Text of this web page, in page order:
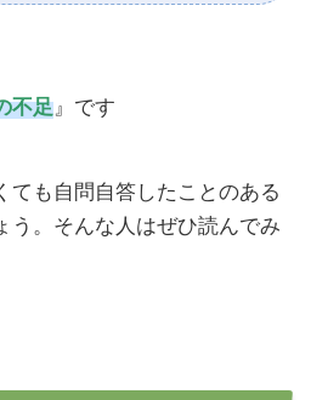
不足』です
ても自問自答したことのある
う。そんな人はぜひ読んでみ